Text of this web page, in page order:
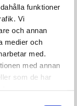
funktioner
Vi
och annan
medier och
med.
med annan
som de har